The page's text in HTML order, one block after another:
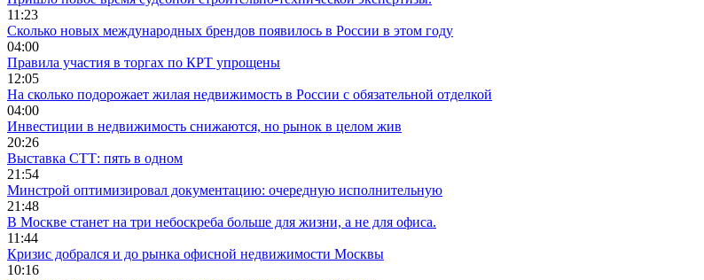
11:23
Сколько новых международных брендов появилось в России в этом году
04:00
Правила участия в торгах по КРТ упрощены
12:05
На сколько подорожает жилая недвижимость в России с обязательной отделкой
04:00
Инвестиции в недвижимость снижаются, но рынок в целом жив
20:26
Выставка СТТ: пять в одном
21:54
Минстрой оптимизировал документацию: очередную исполнительную
21:48
В Москве станет на три небоскреба больше для жизни, а не для офиса.
11:44
Кризис добрался и до рынка офисной недвижимости Москвы
10:16